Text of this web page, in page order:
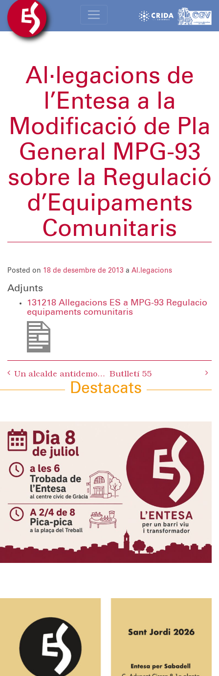
Al·legacions de
l’Entesa a la
Modificació de Pla
General MPG-93
sobre la Regulació
d’Equipaments
Comunitaris
Posted on 18 de desembre de 2013 a Al.legacions
Adjunts
131218 Allegacions ES a MPG-93 Regulacio
equipaments comunitaris
navigation
Un alcalde antidemocràtic i un govern enrocat Butlletí 55
Destacats